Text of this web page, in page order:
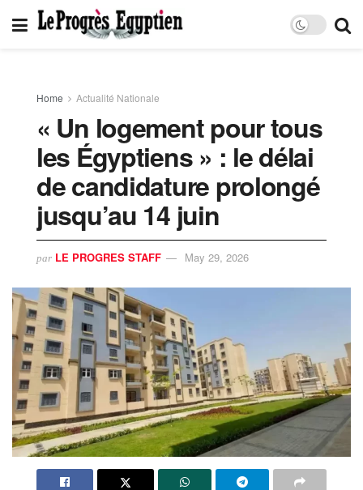
Home Actualité Nationale
« Un logement pour tous
les Égyptiens » : le délai
de candidature prolongé
jusqu’au 14 juin
par LE PROGRES STAFF May 29, 2026